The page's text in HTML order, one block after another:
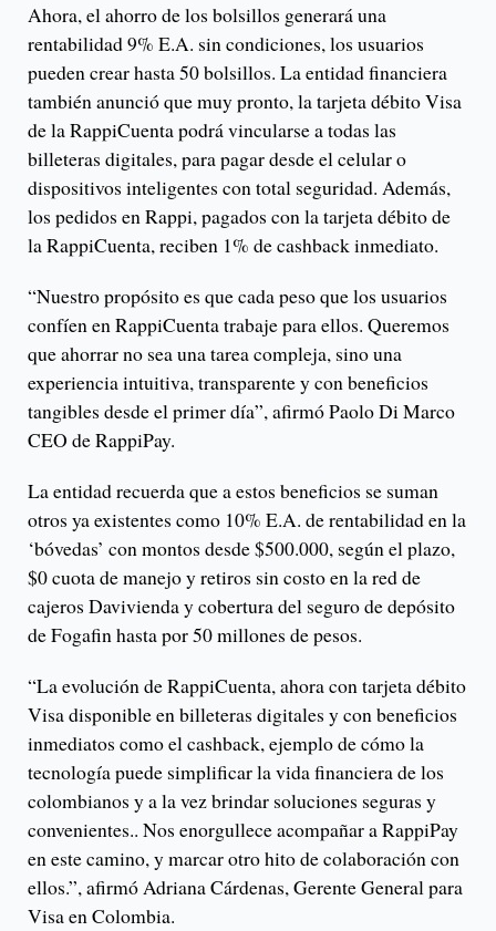
Ahora, el ahorro de los bolsillos generará una
rentabilidad 9% E.A. sin condiciones, los usuarios
pueden crear hasta 50 bolsillos. La entidad financiera
también anunció que muy pronto, la tarjeta débito Visa
de la RappiCuenta podrá vincularse a todas las
billeteras digitales, para pagar desde el celular o
dispositivos inteligentes con total seguridad. Además,
los pedidos en Rappi, pagados con la tarjeta débito de
la RappiCuenta, reciben 1% de cashback inmediato.
“Nuestro propósito es que cada peso que los usuarios
confíen en RappiCuenta trabaje para ellos. Queremos
que ahorrar no sea una tarea compleja, sino una
experiencia intuitiva, transparente y con beneficios
tangibles desde el primer día”, afirmó Paolo Di Marco
CEO de RappiPay.
La entidad recuerda que a estos beneficios se suman
otros ya existentes como 10% E.A. de rentabilidad en la
‘bóvedas’ con montos desde $500.000, según el plazo,
$0 cuota de manejo y retiros sin costo en la red de
cajeros Davivienda y cobertura del seguro de depósito
de Fogafin hasta por 50 millones de pesos.
“La evolución de RappiCuenta, ahora con tarjeta débito
Visa disponible en billeteras digitales y con beneficios
inmediatos como el cashback, ejemplo de cómo la
tecnología puede simplificar la vida financiera de los
colombianos y a la vez brindar soluciones seguras y
convenientes.. Nos enorgullece acompañar a RappiPay
en este camino, y marcar otro hito de colaboración con
ellos.”, afirmó Adriana Cárdenas, Gerente General para
Visa en Colombia.